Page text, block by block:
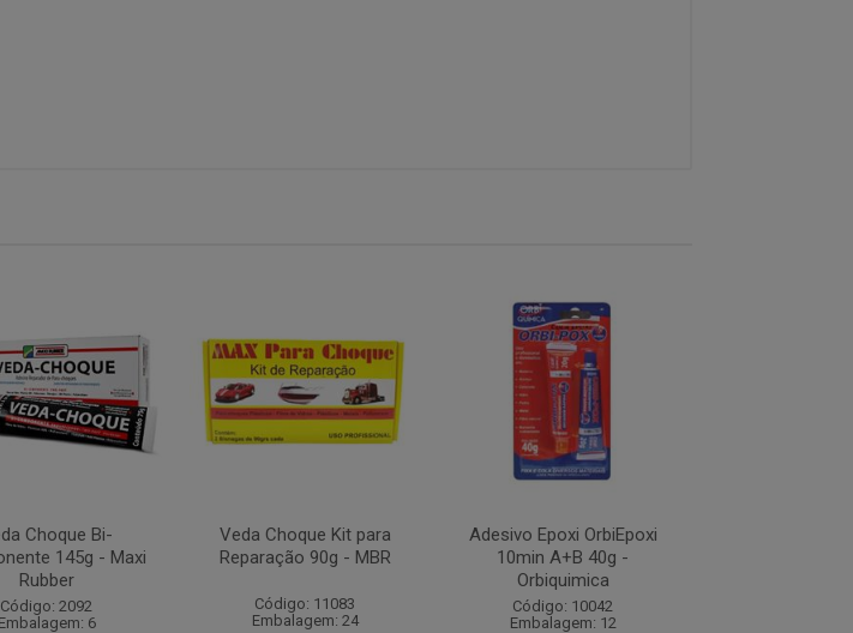
Choque Bi-
145g - Maxi
Rubber
Código: 2092
Embalagem: 6
Veda Choque Kit para
Reparação 90g - MBR
Código: 11083
Embalagem: 24
Adesivo Epoxi OrbiEpoxi
10min A+B 40g -
Orbiquimica
Código: 10042
Embalagem: 12